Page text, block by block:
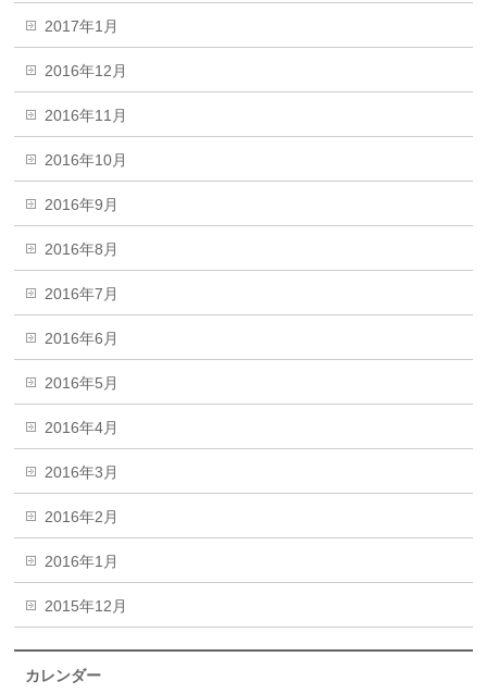
2017年1月
2016年12月
2016年11月
2016年10月
2016年9月
2016年8月
2016年7月
2016年6月
2016年5月
2016年4月
2016年3月
2016年2月
2016年1月
2015年12月
カレンダー